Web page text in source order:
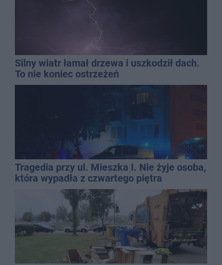
Silny wiatr łamał drzewa i uszkodził dach.
To nie koniec ostrzeżeń
Tragedia przy ul. Mieszka I. Nie żyje osoba,
która wypadła z czwartego piętra